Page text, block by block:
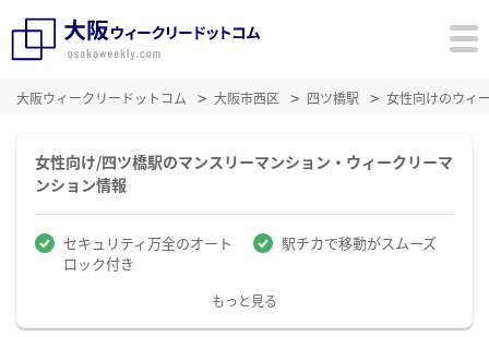
大阪ウィークリードットコム 大阪市西区 四ツ橋駅 女性向けのウィ
女性向け/四ツ橋駅のマンスリーマンション・ウィークリーマ
ンション情報
セキュリティ万全のオート
ロック付き
駅チカで移動がスムーズ
もっと見る